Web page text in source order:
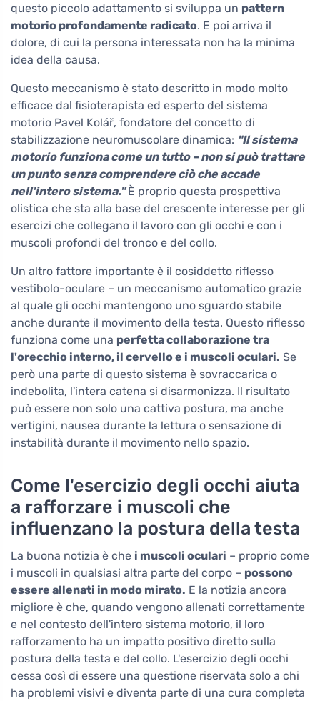
questo piccolo adattamento si sviluppa un pattern
motorio profondamente radicato. E poi arriva il
dolore, di cui la persona interessata non ha la minima
idea della causa.
Questo meccanismo è stato descritto in modo molto
efficace dal fisioterapista ed esperto del sistema
motorio Pavel Kolář, fondatore del concetto di
stabilizzazione neuromuscolare dinamica: "Il sistema
motorio funziona come un tutto – non si può trattare
un punto senza comprendere ciò che accade
nell'intero sistema."È proprio questa prospettiva
olistica che sta alla base del crescente interesse per gli
esercizi che collegano il lavoro con gli occhi e con i
muscoli profondi del tronco e del collo.
Un altro fattore importante è il cosiddetto riflesso
vestibolo-oculare – un meccanismo automatico grazie
al quale gli occhi mantengono uno sguardo stabile
anche durante il movimento della testa. Questo riflesso
funziona come una perfetta collaborazione tra
l'orecchio interno, il cervello e i muscoli oculari. Se
però una parte di questo sistema è sovraccarica o
indebolita, l'intera catena si disarmonizza. Il risultato
può essere non solo una cattiva postura, ma anche
vertigini, nausea durante la lettura o sensazione di
instabilità durante il movimento nello spazio.
Come l'esercizio degli occhi aiuta
a rafforzare i muscoli che
influenzano la postura della testa
La buona notizia è che i muscoli oculari – proprio come
i muscoli in qualsiasi altra parte del corpo – possono
essere allenati in modo mirato. E la notizia ancora
migliore è che, quando vengono allenati correttamente
e nel contesto dell'intero sistema motorio, il loro
rafforzamento ha un impatto positivo diretto sulla
postura della testa e del collo. L'esercizio degli occhi
cessa così di essere una questione riservata solo a chi
ha problemi visivi e diventa parte di una cura completa